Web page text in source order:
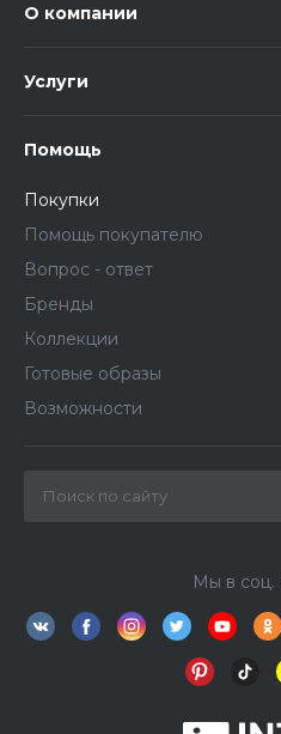
О компании
Услуги
Помощь
Покупки
Помощь покупателю
Вопрос - ответ
Бренды
Коллекции
Готовые образы
Возможности
Мы в соц.